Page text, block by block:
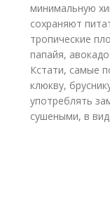
минимальную
сохраняют
тропические
папайя,
Кстати, самые
клюкву,
употреблять
сушеными, в